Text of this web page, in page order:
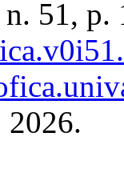
n. 51, p.
2026.